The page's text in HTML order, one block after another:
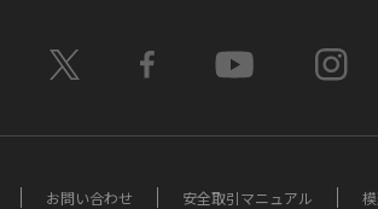
お問い合わせ 安全取引マニュアル